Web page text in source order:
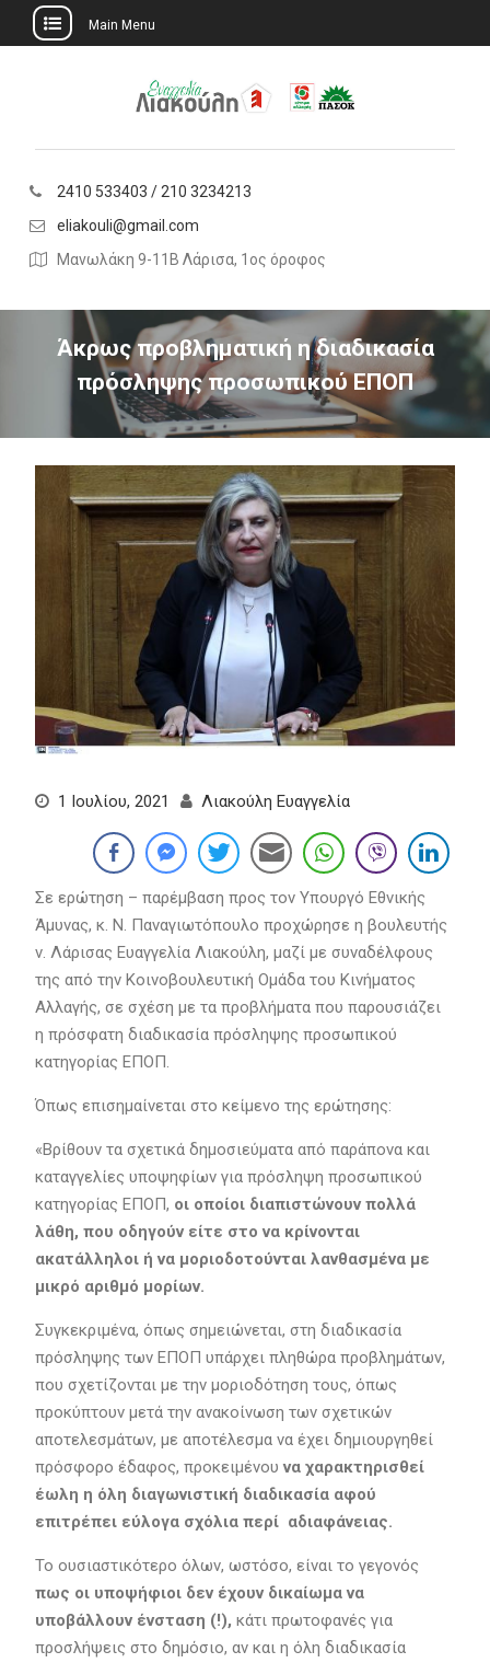
Main Menu
2410 533403 / 210 3234213
eliakouli@gmail.com
Μανωλάκη 9-11Β Λάρισα, 1ος όροφος
Άκρως προβληματική η διαδικασία
πρόσληψης προσωπικού ΕΠΟΠ
1 Ιουλίου, 2021 Λιακούλη Ευαγγελία
Σε ερώτηση – παρέμβαση προς τον Υπουργό Εθνικής
Άμυνας, κ. Ν. Παναγιωτόπουλο προχώρησε η βουλευτής
ν. Λάρισας Ευαγγελία Λιακούλη, μαζί με συναδέλφους
της από την Κοινοβουλευτική Ομάδα του Κινήματος
Αλλαγής, σε σχέση με τα προβλήματα που παρουσιάζει
η πρόσφατη διαδικασία πρόσληψης προσωπικού
κατηγορίας ΕΠΟΠ.
Όπως επισημαίνεται στο κείμενο της ερώτησης:
«Βρίθουν τα σχετικά δημοσιεύματα από παράπονα και
καταγγελίες υποψηφίων για πρόσληψη προσωπικού
κατηγορίας ΕΠΟΠ, οι οποίοι διαπιστώνουν πολλά
λάθη, που οδηγούν είτε στο να κρίνονται
ακατάλληλοι ή να μοριοδοτούνται λανθασμένα με
μικρό αριθμό μορίων.
Συγκεκριμένα, όπως σημειώνεται, στη διαδικασία
πρόσληψης των ΕΠΟΠ υπάρχει πληθώρα προβλημάτων,
που σχετίζονται με την μοριοδότηση τους, όπως
προκύπτουν μετά την ανακοίνωση των σχετικών
αποτελεσμάτων, με αποτέλεσμα να έχει δημιουργηθεί
πρόσφορο έδαφος, προκειμένουνα χαρακτηρισθεί
έωλη η όλη διαγωνιστική διαδικασία αφού
επιτρέπει εύλογα σχόλια περί αδιαφάνειας.
Το ουσιαστικότερο όλων, ωστόσο, είναι το γεγονός
πως οι υποψήφιοι δεν έχουν δικαίωμα να
υποβάλλουν ένσταση (!), κάτι πρωτοφανές για
προσλήψεις στο δημόσιο, αν και η όλη διαδικασία